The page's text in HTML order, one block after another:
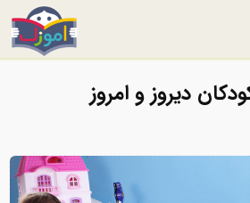
دیروز و امروز